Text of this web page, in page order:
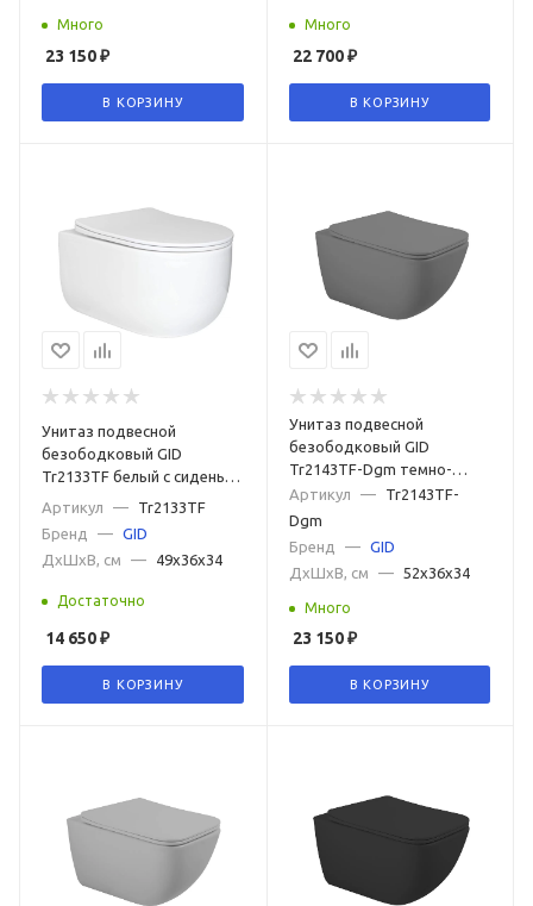
Много
23 150₽
В КОРЗИНУ
Много
22 700₽
В КОРЗИНУ
Унитаз подвесной
безободковый GID
Tr2133TF белый с сиденьем
Артикул —
Tr2133TF
Бренд
— GID
ДxШxВ, см
— 49x36x34
Достаточно
14 650₽
В КОРЗИНУ
Унитаз подвесной
безободковый GID
Tr2143TF-Dgm темно-
серый матовый с сиденьем
микролифт
Артикул —
Tr2143TF-
Dgm
Бренд
—
GID
ДxШxВ, см
— 52x36x34
Много
23 150₽
В КОРЗИНУ